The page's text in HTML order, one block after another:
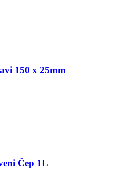
150 x 25mm
Čep 1L